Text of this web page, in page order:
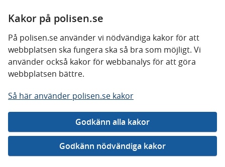
Kakor på polisen.se
På polisen.se använder vi nödvändiga kakor för att
webbplatsen ska fungera ska så bra som möjligt. Vi
använder också kakor för webbanalys för att göra
webbplatsen bättre.
Så här använder polisen.se kakor